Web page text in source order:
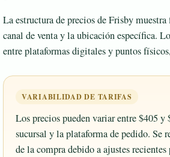
La estructura de precios de Frisby
canal de venta y la ubicación específica.
entre plataformas digitales y puntos
VARIABILIDAD DE TARIFAS
Los precios pueden variar entre $405
sucursal y la plataforma de pedido. Se
de la compra debido a ajustes